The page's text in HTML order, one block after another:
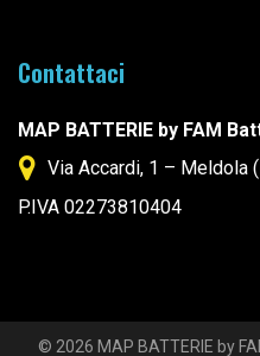
Contattaci
MAP BATTERIE by FAM
Via Accardi, 1 – Meldola
P.IVA 02273810404
© 2026 MAP BATTERIE by